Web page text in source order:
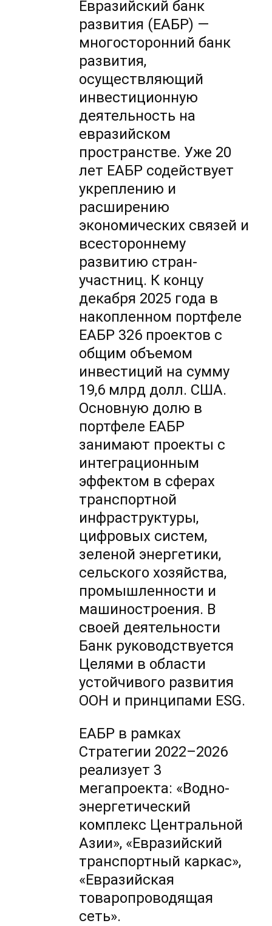
Евразийский банк
развития (ЕАБР) —
многосторонний банк
развития,
осуществляющий
инвестиционную
деятельность на
евразийском
пространстве. Уже 20
лет ЕАБР содействует
укреплению и
расширению
экономических связей и
всестороннему
развитию стран-
участниц. К концу
декабря 2025 года в
накопленном портфеле
ЕАБР 326 проектов с
общим объемом
инвестиций на сумму
19,6 млрд долл. США.
Основную долю в
портфеле ЕАБР
занимают проекты с
интеграционным
эффектом в сферах
транспортной
инфраструктуры,
цифровых систем,
зеленой энергетики,
сельского хозяйства,
промышленности и
машиностроения. В
своей деятельности
Банк руководствуется
Целями в области
устойчивого развития
ООН и принципами ESG.
ЕАБР в рамках
Стратегии 2022–2026
реализует 3
мегапроекта: «Водно-
энергетический
комплекс Центральной
Азии», «Евразийский
транспортный каркас»,
«Евразийская
товаропроводящая
сеть».